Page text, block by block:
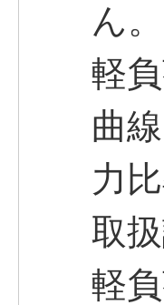
ん。
軽
曲
力
取
軽